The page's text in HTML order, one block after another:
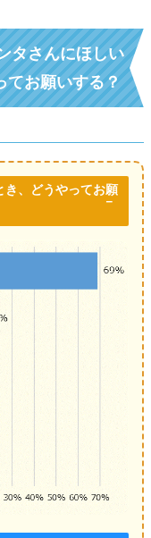
タさんにほしい
てお願いする？
き、どうやってお願